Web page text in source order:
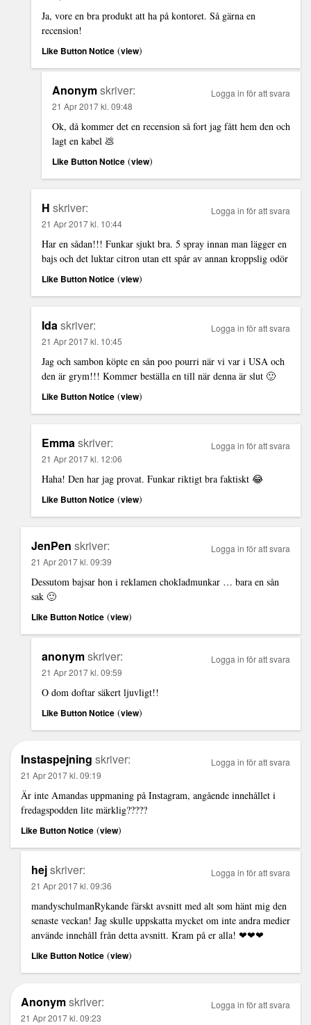
Ja, vore en bra produkt att ha på kontoret. Så gärna en
recension!
Like Button Notice (view)
Anonymskriver:
21 Apr 2017 kl. 09:48
Ok, då kommer det en recension så fort jag fått hem den och
lagt en kabel 💩
Like Button Notice (view)
Logga in för att svara
H skriver:
21 Apr 2017 kl. 10:44
Har en sådan!!! Funkar sjukt bra. 5 spray innan man lägger en
bajs och det luktar citron utan ett spår av annan kroppslig odör
Like Button Notice (view)
Logga in för att svara
Idaskriver:
21 Apr 2017 kl. 10:45
Jag och sambon köpte en sån poo pourri när vi var i USA och
den är grym!!! Kommer beställa en till när denna är slut 🙂
Like Button Notice (view)
Logga in för att svara
Emmaskriver:
21 Apr 2017 kl. 12:06
Haha! Den har jag provat. Funkar riktigt bra faktiskt 😂
Like Button Notice (view)
Logga in för att svara
JenPen skriver:
21 Apr 2017 kl. 09:39
Dessutom bajsar hon i reklamen chokladmunkar … bara en sån
sak 🙂
Like Button Notice (view)
Logga in för att svara
anonymskriver:
21 Apr 2017 kl. 09:59
O dom doftar säkert ljuvligt!!
Like Button Notice (view)
Logga in för att svara
Instaspejning skriver:
21 Apr 2017 kl. 09:19
Är inte Amandas uppmaning på Instagram, angående innehållet i
fredagspodden lite märklig?????
Like Button Notice (view)
Logga in för att svara
hejskriver:
21 Apr 2017 kl. 09:36
mandyschulmanRykande färskt avsnitt med alt som hänt mig den
senaste veckan! Jag skulle uppskatta mycket om inte andra medier
använde innehåll från detta avsnitt. Kram på er alla! ❤❤❤
Like Button Notice (view)
Logga in för att svara
Anonymskriver:
21 Apr 2017 kl. 09:23
Logga in för att svara